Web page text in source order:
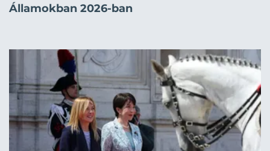
Államokban 2026-ban